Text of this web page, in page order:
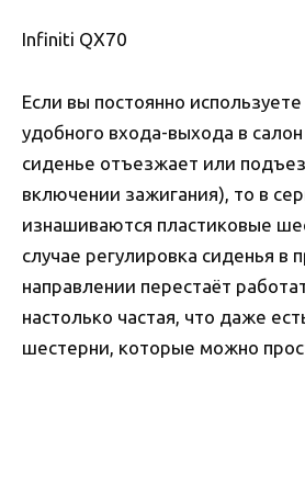
Infiniti QX70
Если вы постоянно
удобного входа-выхода в салон
сиденье отъезжает или
включении зажигания), то в
изнашиваются пластиковые
случае регулировка сиденья в
направлении перестаёт
настолько частая, что даже
шестерни, которые можно